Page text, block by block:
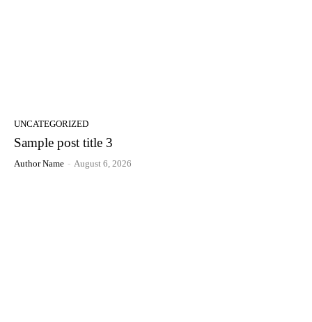
UNCATEGORIZED
Sample post title 3
Author Name - August 6, 2026